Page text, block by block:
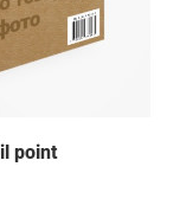
point